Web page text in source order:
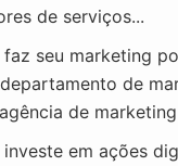
de serviços...
faz seu marketing
de
de
investe em ações